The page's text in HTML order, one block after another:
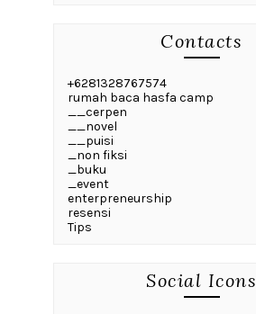
Contacts
+6281328767574
rumah baca hasfa camp
__cerpen
__novel
__puisi
_non fiksi
_buku
_event
enterpreneurship
resensi
Tips
Social Icons